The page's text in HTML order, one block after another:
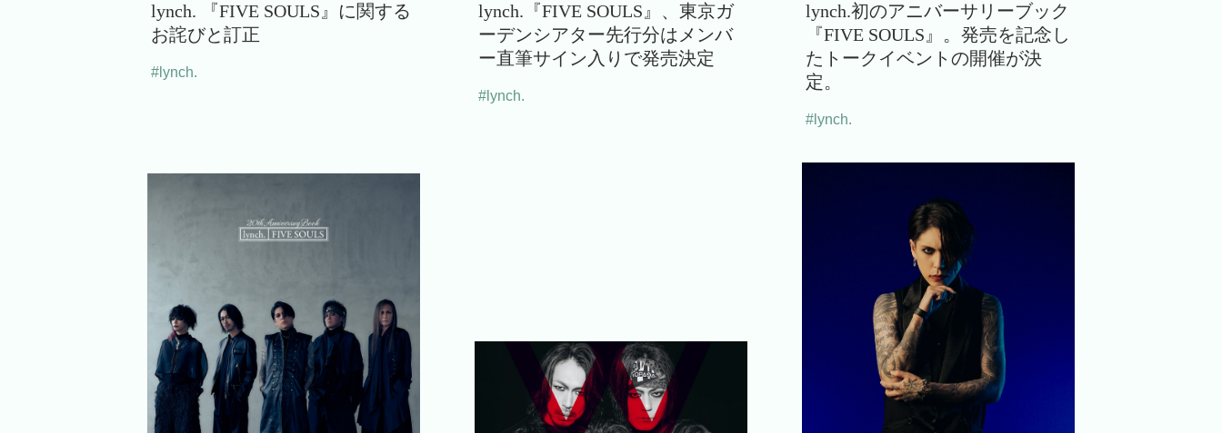
lynch. 『FIVE SOULS』に関する
お詫びと訂正
#lynch.
lynch.『FIVE SOULS』、東京ガ
ーデンシアター先行分はメンバ
ー直筆サイン入りで発売決定
#lynch.
lynch.初のアニバーサリーブック
『FIVE SOULS』。発売を記念し
たトークイベントの開催が決
定。
#lynch.